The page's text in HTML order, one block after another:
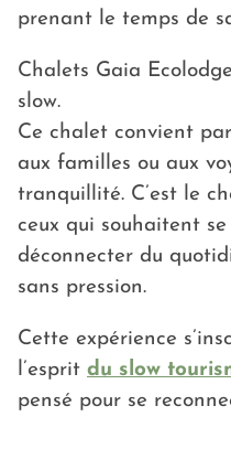
prenant le temps de
Chalets Gaia
slow.
Ce chalet convient
aux familles ou aux
tranquillité. C’est le
ceux qui souhaitent se
déconnecter du
sans pression.
Cette expérience
l’esprit du slow
pensé pour se